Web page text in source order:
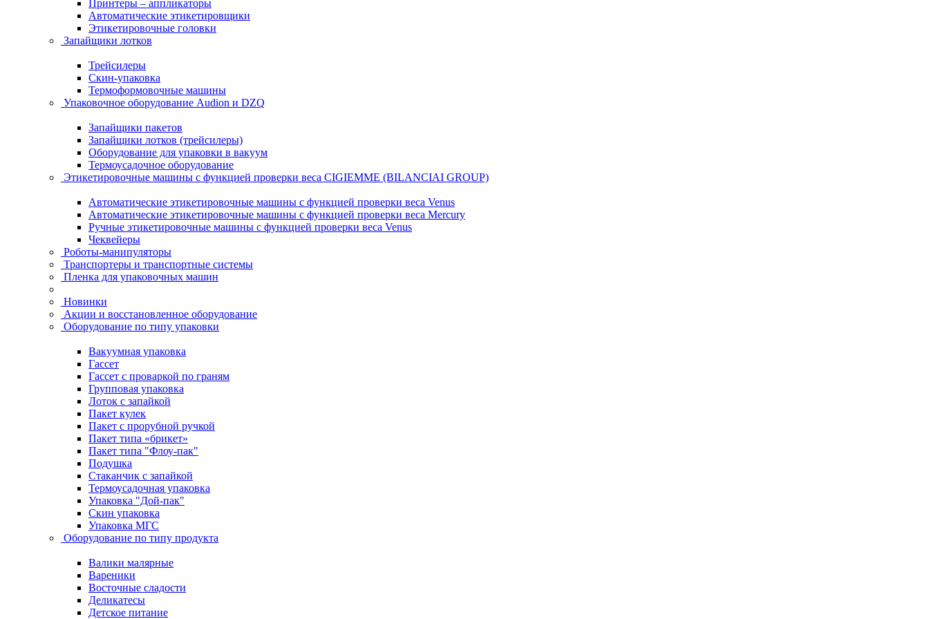
Принтеры – аппликаторы
Автоматические этикетировщики
Этикетировочные головки
Запайщики лотков
Трейсилеры
Скин-упаковка
Термоформовочные машины
Упаковочное оборудование Audion и DZQ
Запайщики пакетов
Запайщики лотков (трейсилеры)
Оборудование для упаковки в вакуум
Термоусадочное оборудование
Этикетировочные машины с функцией проверки веса CIGIEMME (BILANCIAI GROUP)
Автоматические этикетировочные машины с функцией проверки веса Venus
Автоматические этикетировочные машины с функцией проверки веса Mercury
Ручные этикетировочные машины с функцией проверки веса Venus
Чеквейеры
Роботы-манипуляторы
Транспортеры и транспортные системы
Пленка для упаковочных машин
Новинки
Акции и восстановленное оборудование
Оборудование по типу упаковки
Вакуумная упаковка
Гассет
Гассет с проваркой по граням
Групповая упаковка
Лоток с запайкой
Пакет кулек
Пакет с прорубной ручкой
Пакет типа «брикет»
Пакет типа "Флоу-пак"
Подушка
Стаканчик с запайкой
Термоусадочная упаковка
Упаковка "Дой-пак"
Скин упаковка
Упаковка МГС
Оборудование по типу продукта
Валики малярные
Вареники
Восточные сладости
Деликатесы
Детское питание